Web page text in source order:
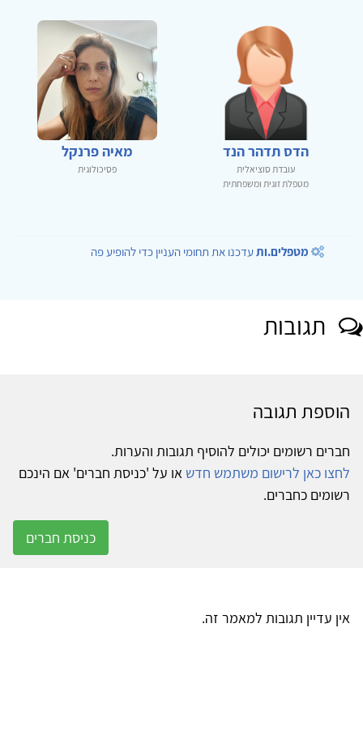
הדס תדהר הנד
עובדת סוציאלית
מטפלת זוגית ומשפחתית
מאיה פרנקל
פסיכולוגית
מטפלים.ותעדכנו את תחומי העניין כדי להופיע פה
תגובות
הוספת תגובה
חברים רשומים יכולים להוסיף תגובות והערות.
לחצו כאן לרישום משתמש חדש או על 'כניסת חברים' אם הינכם
רשומים כחברים.
כניסת חברים
אין עדיין תגובות למאמר זה.